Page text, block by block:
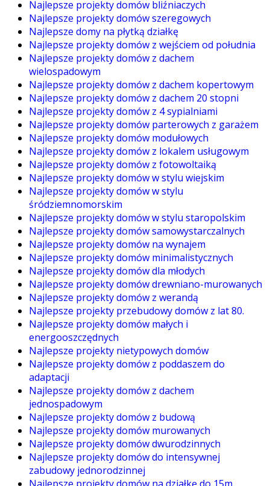
Najlepsze projekty domów bliźniaczych
Najlepsze projekty domów szeregowych
Najlepsze domy na płytką działkę
Najlepsze projekty domów z wejściem od południa
Najlepsze projekty domów z dachem
wielospadowym
Najlepsze projekty domów z dachem kopertowym
Najlepsze projekty domów z dachem 20 stopni
Najlepsze projekty domów z 4 sypialniami
Najlepsze projekty domów parterowych z garażem
Najlepsze projekty domów modułowych
Najlepsze projekty domów z lokalem usługowym
Najlepsze projekty domów z fotowoltaiką
Najlepsze projekty domów w stylu wiejskim
Najlepsze projekty domów w stylu
śródziemnomorskim
Najlepsze projekty domów w stylu staropolskim
Najlepsze projekty domów samowystarczalnych
Najlepsze projekty domów na wynajem
Najlepsze projekty domów minimalistycznych
Najlepsze projekty domów dla młodych
Najlepsze projekty domów drewniano-murowanych
Najlepsze projekty domów z werandą
Najlepsze projekty przebudowy domów z lat 80.
Najlepsze projekty domów małych i
energooszczędnych
Najlepsze projekty nietypowych domów
Najlepsze projekty domów z poddaszem do
adaptacji
Najlepsze projekty domów z dachem
jednospadowym
Najlepsze projekty domów z budową
Najlepsze projekty domów murowanych
Najlepsze projekty domów dwurodzinnych
Najlepsze projekty domów do intensywnej
zabudowy jednorodzinnej